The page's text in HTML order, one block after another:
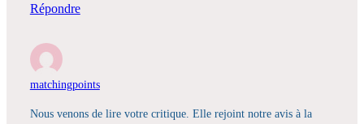
Répondre
matchingpoints
Nous venons de lire votre critique. Elle rejoint notre avis à la